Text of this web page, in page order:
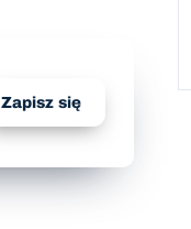
Zapisz się